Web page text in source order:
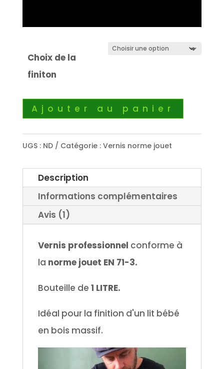
Choix de la
finiton
Ajouter au panier
UGS : ND Catégorie : Vernis norme jouet
Description
Informations complémentaires
Avis (1)
Vernis professionnel conforme à
la norme jouet EN 71-3.
Bouteille de 1 LITRE.
Idéal pour la finition d'un lit bébé
en bois massif.